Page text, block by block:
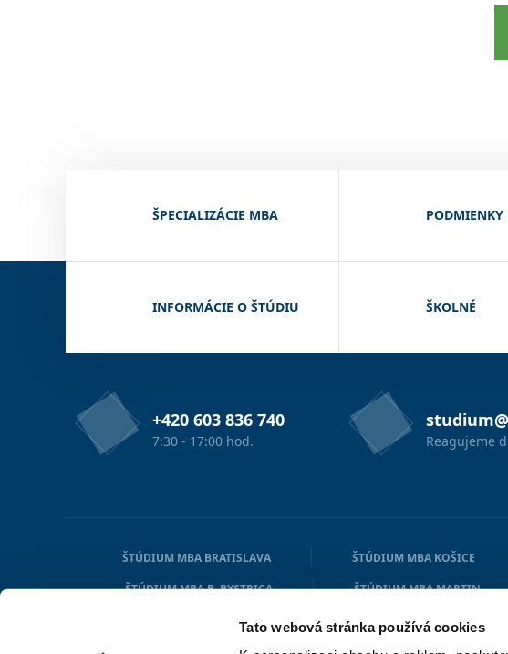
Tato webová stránka používá cookies
ŠPECIALIZÁCIE MBA PODMIENKY
INFORMÁCIE O ŠTÚDIU ŠKOLNÉ
+420 603 836 740
7:30 - 17:00 hod. Reagujeme
ŠTÚDIUM MBA BRATISLAVA ŠTÚDIUM MBA KOŠICE
ŠTÚDIUM MBA B. BYSTRICA
ŠTÚDIUM MBA MARTIN
ŠTÚDIUM MBA MICHALOVCE
ŠTÚDIUM MBA ROŽNAVA